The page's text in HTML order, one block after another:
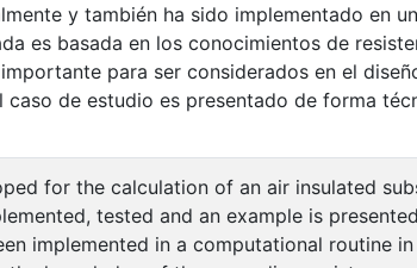
y también ha sido implementado en
es basada en los conocimientos de
para ser considerados en el
de estudio es presentado de forma
for the calculation of an air insulated
tested and an example is
implemented in a computational routine